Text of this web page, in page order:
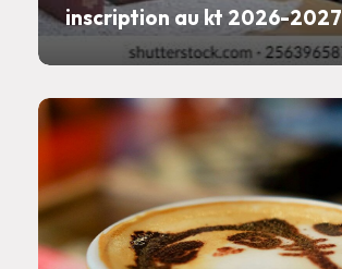
inscription au kt 2026-2027